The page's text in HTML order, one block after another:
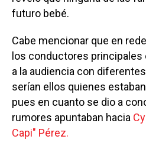
futuro bebé.
Cabe mencionar que en
los conductores
a la audiencia con
serían ellos quienes
pues en cuanto se dio a
rumores apuntaban hacia
Capi" Pérez.